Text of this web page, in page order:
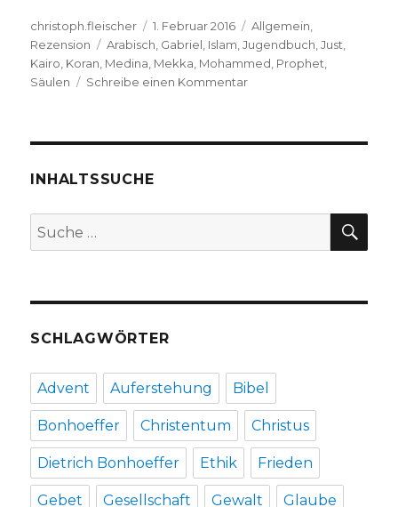
Autor
christoph.fleischer
Veröffentlicht
am
1. Februar 2016 Kategorien
Allgemein
Rezension
Schlagwörter
Arabisch Gabriel Islam ,Jugendbuch ,Just
Kairo Koran Medina Mekka Mohammed Prophet
Säulen
Schreibe einen Kommentarzu
Rezension
Christoph
2016
INHALTSSUCHE
Suche
nach:
SCHLAGWÖRTER
Advent Auferstehung Bibel
Bonhoeffer Christentum Christus
Dietrich Bonhoeffer Ethik Frieden
Gebet Gesellschaft Gewalt Glaube